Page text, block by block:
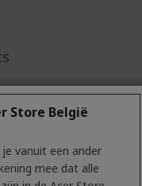
Store België
vanuit een ander
mee dat alle